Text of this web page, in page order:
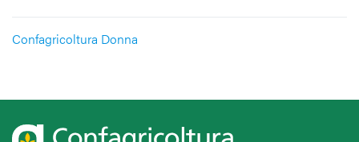
Confagricoltura Donna